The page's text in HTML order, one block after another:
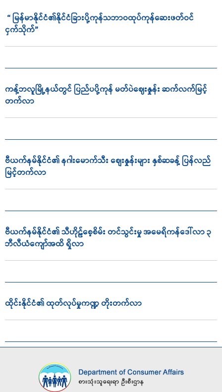
“ မြန်မာနိုင်ငံ၏နိုင်ငံခြားပို့ကုန်သဘာဝထုပ်ကုန်ဆေးဖတ်ဝင်
ငှက်သိုက်”
ကန့်ဘလူမြို့နယ်တွင် ပြည်ပပို့ကုန် မတ်ပဲဈေးနှုန်း ဆက်လက်မြင့်
တက်လာ
ဗီယက်နမ်နိုင်ငံ၏ နဂါးမောက်သီး စျေးနှုန်းများ နှစ်ဆခန့် ပြန်လည်
မြင့်တက်လာ
ဗီယက်နမ်နိုင်ငံ၏ သီဟိုဠ်စေ့စိမ်း တင်သွင်းမှု အမေရိကန်ဒေါ်လာ ၃
ဘီလီယံကျော်အထိ ရှိလာ
ထိုင်းနိုင်ငံ၏ ထုတ်လုပ်မှုကဏ္ဍ တိုးတက်လာ